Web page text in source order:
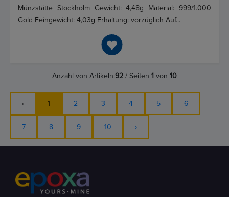
Münzstätte Stockholm Gewicht: 4,48g Material: 999/1.000
Gold Feingewicht: 4,03g Erhaltung: vorzüglich Auf...
Anzahl von Artikeln:92 / Seiten 1 von 10
‹ 1 2 3 4 5 6
7 8 9 10 ›